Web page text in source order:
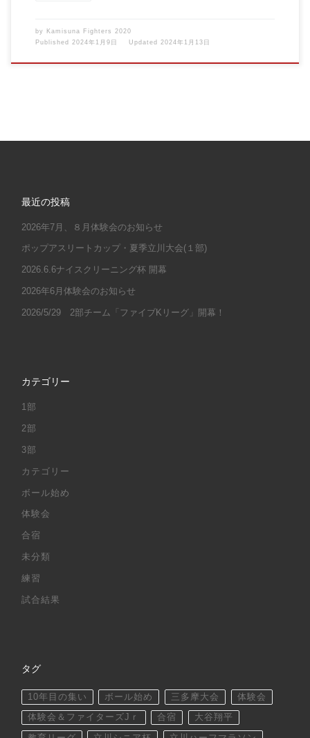
by Kamisuna Fighters 2020
Published
2024年1月9日 Updated 2024年1月13日
最近の投稿
2026年7月、８月体験会のお知らせ
ポップアスリートカップ・夏季立川大会(１部)
2026.6.6ナイスクリーニング杯 開幕
2026年6月体験会のお知らせ
2026/5/29 2部チーム「ファイブKリーグ」開幕！
カテゴリー
1部
2部
3部
カテゴリー
ボール始め
体験会
合宿
未分類
練習
試合結果
タグ
10年目の集い ボール始め 三多摩大会 体験会
体験会＆ファイターズJｒ 合宿 大谷翔平